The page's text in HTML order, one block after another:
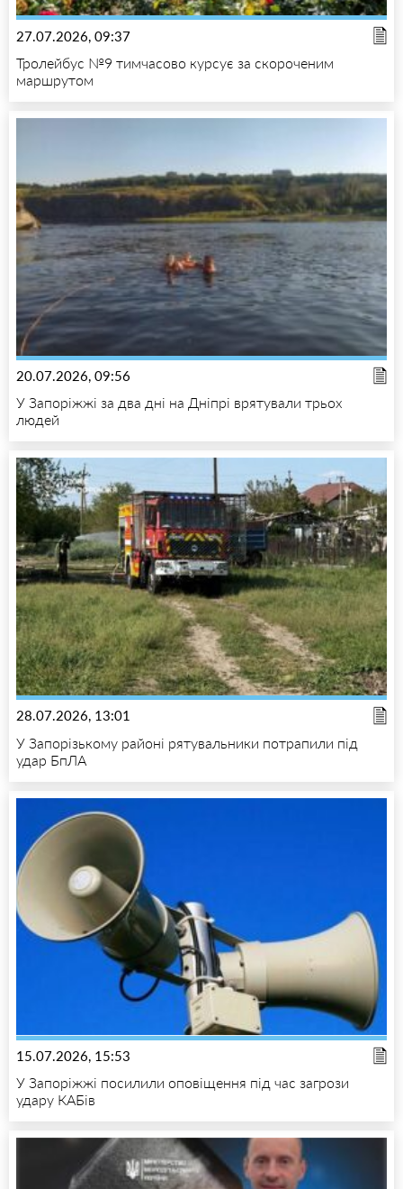
27.07.2026, 09:37
Тролейбус №9 тимчасово курсує за скороченим
маршрутом
20.07.2026, 09:56
У Запоріжжі за два дні на Дніпрі врятували трьох
людей
28.07.2026, 13:01
У Запорізькому районі рятувальники потрапили під
удар БпЛА
15.07.2026, 15:53
У Запоріжжі посилили оповіщення під час загрози
удару КАБів